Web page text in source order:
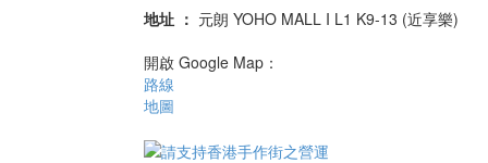
地址 ： 元朗 YOHO MALL I L1 K9-13 (近享樂)
開啟 Google Map：
路線
地圖